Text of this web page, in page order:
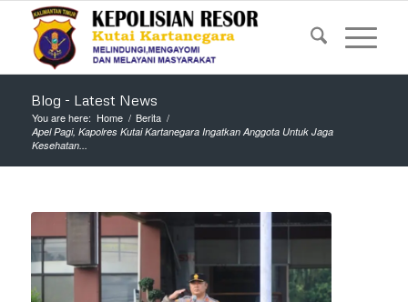
Blog - Latest News
You are here: Home / Berita /
Apel Pagi, Kapolres Kutai Kartanegara Ingatkan Anggota Untuk Jaga
Kesehatan...